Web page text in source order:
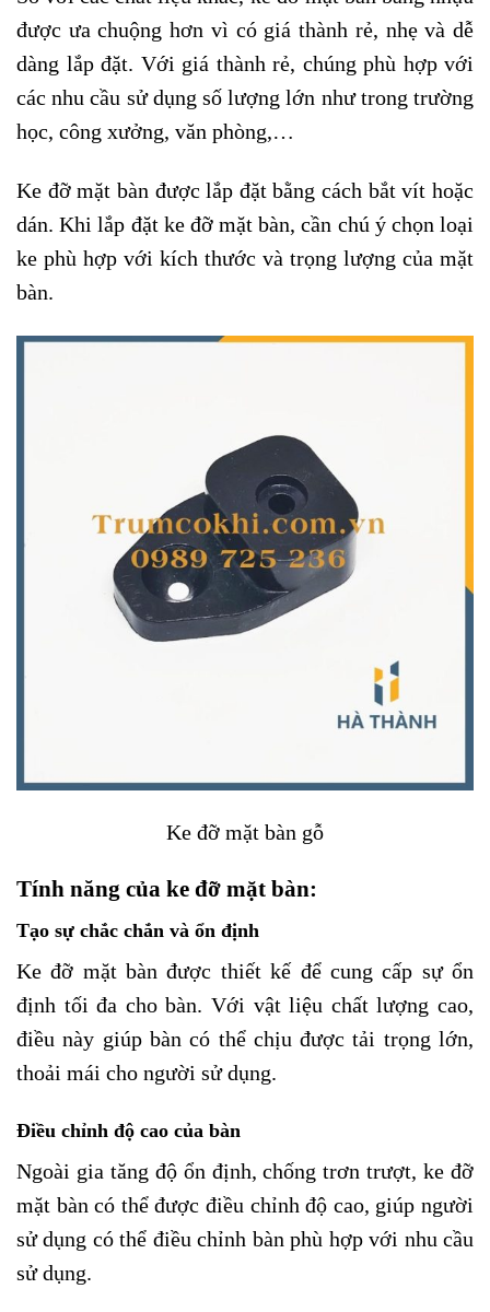
được ưa chuộng hơn vì có giá thành rẻ, nhẹ và dễ
dàng lắp đặt. Với giá thành rẻ, chúng phù hợp với
các nhu cầu sử dụng số lượng lớn như trong trường
học, công xưởng, văn phòng,…
Ke đỡ mặt bàn được lắp đặt bằng cách bắt vít hoặc
dán. Khi lắp đặt ke đỡ mặt bàn, cần chú ý chọn loại
ke phù hợp với kích thước và trọng lượng của mặt
bàn.
Ke đỡ mặt bàn gỗ
Tính năng của ke đỡ mặt bàn:
Tạo sự chắc chắn và ổn định
Ke đỡ mặt bàn được thiết kế để cung cấp sự ổn
định tối đa cho bàn. Với vật liệu chất lượng cao,
điều này giúp bàn có thể chịu được tải trọng lớn,
thoải mái cho người sử dụng.
Điều chỉnh độ cao của bàn
Ngoài gia tăng độ ổn định, chống trơn trượt, ke đỡ
mặt bàn có thể được điều chỉnh độ cao, giúp người
sử dụng có thể điều chỉnh bàn phù hợp với nhu cầu
sử dụng.